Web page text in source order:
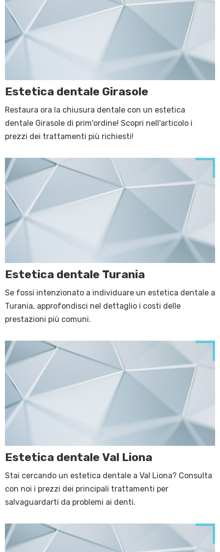
Estetica dentale Girasole
Restaura ora la chiusura dentale con un estetica
dentale Girasole di prim'ordine! Scopri nell'articolo i
prezzi dei trattamenti più richiesti!
Estetica dentale Turania
Se fossi intenzionato a individuare un estetica dentale a
Turania, approfondisci nel dettaglio i costi delle
prestazioni più comuni.
Estetica dentale Val Liona
Stai cercando un estetica dentale a Val Liona? Consulta
con noi i prezzi dei principali trattamenti per
salvaguardarti da problemi ai denti.